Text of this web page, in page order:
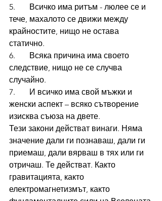
5.       Всичко има ритъм - люлее се и
тече, махалото се движи между
крайностите, нищо не остава
статично.
6.       Всяка причина има своето
следствие, нищо не се случва
случайно.
7.       И всичко има свой мъжки и
женски аспект – всяко сътворение
изисква съюза на двете.
Тези закони действат винаги. Няма
значение дали ги познаваш, дали ги
приемаш, дали вярваш в тях или ги
отричаш. Те действат. Както
гравитацията, както
електромагнетизмът, както